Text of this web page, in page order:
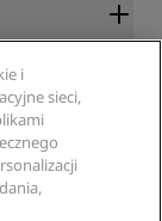
i
sieci,